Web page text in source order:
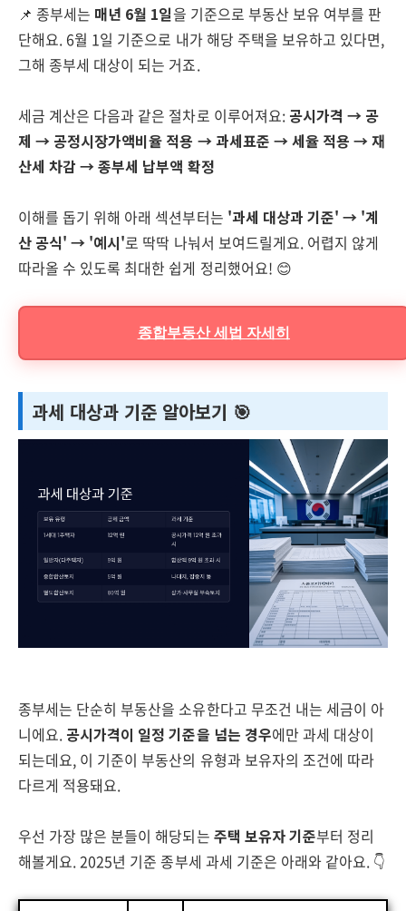
📌 종부세는 매년 6월 1일을 기준으로 부동산 보유 여부를 판
단해요. 6월 1일 기준으로 내가 해당 주택을 보유하고 있다면,
그해 종부세 대상이 되는 거죠.
세금 계산은 다음과 같은 절차로 이루어져요: 공시가격 → 공
제 → 공정시장가액비율 적용 → 과세표준 → 세율 적용 → 재
산세 차감 → 종부세 납부액 확정
이해를 돕기 위해 아래 섹션부터는 '과세 대상과 기준' → '계
산 공식' → '예시'로 딱딱 나눠서 보여드릴게요. 어렵지 않게
따라올 수 있도록 최대한 쉽게 정리했어요! 😊
종합부동산 세법 자세히
과세 대상과 기준 알아보기 🎯
종부세는 단순히 부동산을 소유한다고 무조건 내는 세금이 아
니에요. 공시가격이 일정 기준을 넘는 경우에만 과세 대상이
되는데요, 이 기준이 부동산의 유형과 보유자의 조건에 따라
다르게 적용돼요.
우선 가장 많은 분들이 해당되는 주택 보유자 기준부터 정리
해볼게요. 2025년 기준 종부세 과세 기준은 아래와 같아요. 👇